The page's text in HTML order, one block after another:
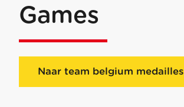
Games
Naar team belgium medailles